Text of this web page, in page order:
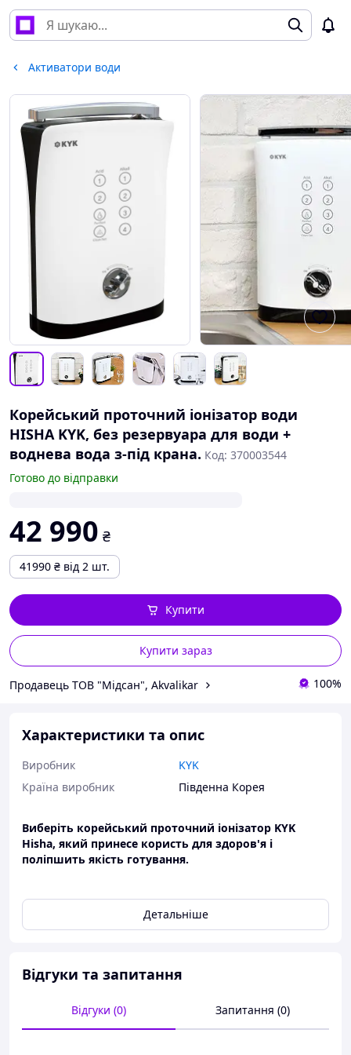
Активатори води
Корейський проточний іонізатор води
HISHA KYK, без резервуара для води +
воднева вода з-під крана. Код: 370003544
Готово до відправки
42 990 ₴
41990 ₴ від 2 шт.
Купити зараз
Купити
Продавець ТОВ "Мідсан", Akvalіkar 100%
Характеристики та опис
Виробник
KYK
Країна виробник
Південна Корея
Виберіть корейський проточний іонізатор KYK
Hisha, який принесе користь для здоров'я і
поліпшить якість готування.
Запатентована конструкція пластин з
прорізами для розширеної області електролізу
без підкачуючого помпи
Заздалегідь встановлені рівні pH, включаючи 4
лужних, 2 кислих і 1 фільтровану нейтральну воду.
Детальніше
Відгуки та запитання
Відгуки (0) Запитання (0)